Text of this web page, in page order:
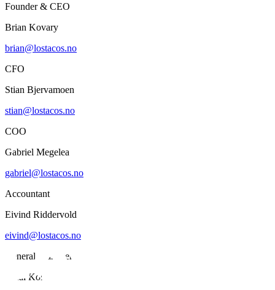
Founder & CEO
Brian Kovary
brian@lostacos.no
CFO
Stian Bjervamoen
stian@lostacos.no
COO
Gabriel Megelea
gabriel@lostacos.no
Accountant
Eivind Riddervold
eivind@lostacos.no
General Manager
Rafal Korcz